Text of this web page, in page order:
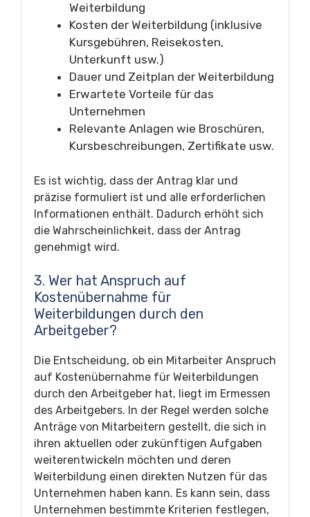
Weiterbildung
Kosten der Weiterbildung (inklusive
Kursgebühren, Reisekosten,
Unterkunft usw.)
Dauer und Zeitplan der Weiterbildung
Erwartete Vorteile für das
Unternehmen
Relevante Anlagen wie Broschüren,
Kursbeschreibungen, Zertifikate usw.
Es ist wichtig, dass der Antrag klar und
präzise formuliert ist und alle erforderlichen
Informationen enthält. Dadurch erhöht sich
die Wahrscheinlichkeit, dass der Antrag
genehmigt wird.
3. Wer hat Anspruch auf
Kostenübernahme für
Weiterbildungen durch den
Arbeitgeber?
Die Entscheidung, ob ein Mitarbeiter Anspruch
auf Kostenübernahme für Weiterbildungen
durch den Arbeitgeber hat, liegt im Ermessen
des Arbeitgebers. In der Regel werden solche
Anträge von Mitarbeitern gestellt, die sich in
ihren aktuellen oder zukünftigen Aufgaben
weiterentwickeln möchten und deren
Weiterbildung einen direkten Nutzen für das
Unternehmen haben kann. Es kann sein, dass
Unternehmen bestimmte Kriterien festlegen,